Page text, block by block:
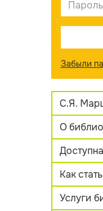
Забыли
С.Я.
О
Как
Услуги